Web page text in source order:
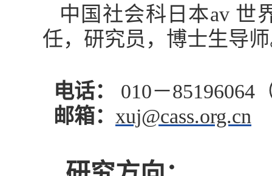
中国社会科日本av 世
任，研究员，博士生导
电话： 010－85196064
邮箱： xuj@cass.org.cn